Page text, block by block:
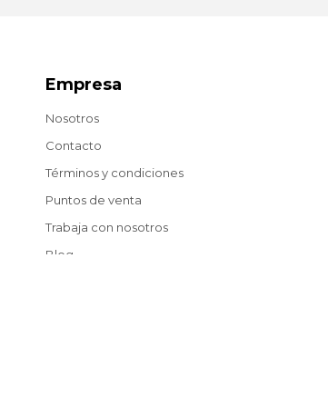
Empresa
Nosotros
Contacto
Términos y condiciones
Puntos de venta
Trabaja con nosotros
Blog